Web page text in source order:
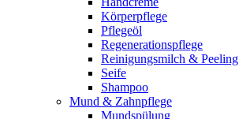
Körperpflege
Pflegeöl
Regenerationspflege
Reinigungsmilch & Peeling
Seife
Shampoo
Mund & Zahnpflege
Mundspülung